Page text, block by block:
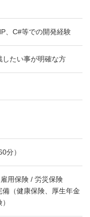
、C#等での開発経験
したい事が明確な方
分）
用保険 / 労災保険
（健康保険、厚生年金